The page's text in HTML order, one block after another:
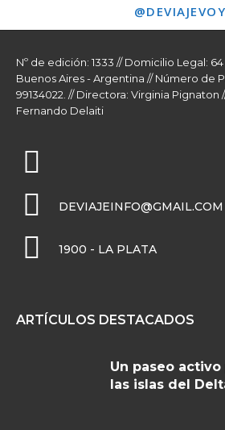
@DEVIAJEVOY
Nº de edición: 1333 // Domicilio Legal: 64
Buenos Aires - Argentina // Número de
99134022. // Directora: Virginia Pignaton
Fernando Delaiti
DEVIAJEINFO@GMAIL.COM
1900 - LA PLATA
ARTÍCULOS DESTACADOS
Un paseo
las islas del